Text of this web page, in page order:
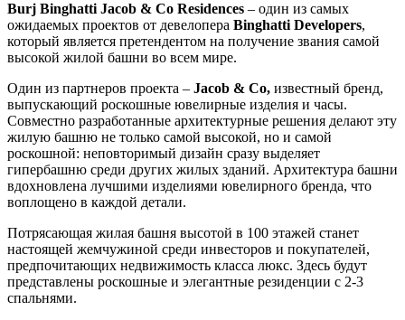
Burj Binghatti Jacob & Co Residences – один из самых
ожидаемых проектов от девелопера Binghatti Developers,
который является претендентом на получение звания самой
высокой жилой башни во всем мире.
Один из партнеров проекта – Jacob & Co, известный бренд,
выпускающий роскошные ювелирные изделия и часы.
Совместно разработанные архитектурные решения делают эту
жилую башню не только самой высокой, но и самой
роскошной: неповторимый дизайн сразу выделяет
гипербашню среди других жилых зданий. Архитектура башни
вдохновлена лучшими изделиями ювелирного бренда, что
воплощено в каждой детали.
Потрясающая жилая башня высотой в 100 этажей станет
настоящей жемчужиной среди инвесторов и покупателей,
предпочитающих недвижимость класса люкс. Здесь будут
представлены роскошные и элегантные резиденции с 2-3
спальнями.